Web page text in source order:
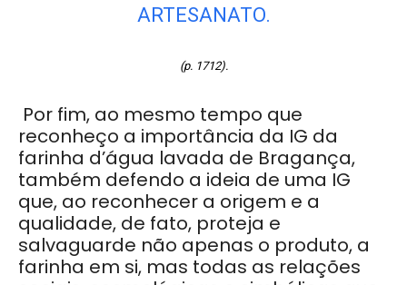
ARTESANATO.
(p. 1712).
Por fim, ao mesmo tempo que
reconheço a importância da IG da
farinha d’água lavada de Bragança,
também defendo a ideia de uma IG
que, ao reconhecer a origem e a
qualidade, de fato, proteja e
salvaguarde não apenas o produto, a
farinha em si, mas todas as relações